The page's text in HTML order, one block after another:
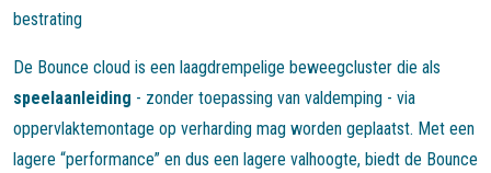
bestrating
De Bounce cloud is een laagdrempelige beweegcluster die als
speelaanleiding - zonder toepassing van valdemping - via
oppervlaktemontage op verharding mag worden geplaatst. Met een
lagere “performance” en dus een lagere valhoogte, biedt de Bounce